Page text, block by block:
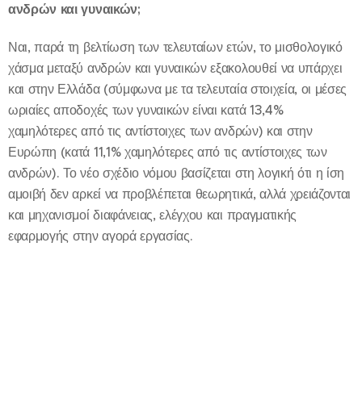
ανδρών και γυναικών;
Ναι, παρά τη βελτίωση των τελευταίων ετών, το μισθολογικό
χάσμα μεταξύ ανδρών και γυναικών εξακολουθεί να υπάρχει
και στην Ελλάδα (σύμφωνα με τα τελευταία στοιχεία, οι μέσες
ωριαίες αποδοχές των γυναικών είναι κατά 13,4%
χαμηλότερες από τις αντίστοιχες των ανδρών) και στην
Ευρώπη (κατά 11,1% χαμηλότερες από τις αντίστοιχες των
ανδρών). Το νέο σχέδιο νόμου βασίζεται στη λογική ότι η ίση
αμοιβή δεν αρκεί να προβλέπεται θεωρητικά, αλλά χρειάζονται
και μηχανισμοί διαφάνειας, ελέγχου και πραγματικής
εφαρμογής στην αγορά εργασίας.